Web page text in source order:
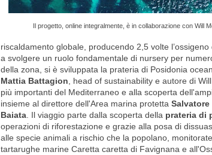
Il progetto, online integralmente, è in collaborazione con Will
riscaldamento globale, producendo 2,5 volte
a svolgere un ruolo fondamentale di nursery per
della zona, si è sviluppata la prateria di Posidonia
Mattia Battagion, head of sustainability e autore di
più importanti del Mediterraneo e alla scoperta
insieme al direttore dell'Area marina protetta
Baiata. Il viaggio parte dalla scoperta della prateria di
operazioni di riforestazione e grazie alla posa di
alle specie animali a rischio che la popolano,
tartarughe marine Caretta caretta di Favignana e